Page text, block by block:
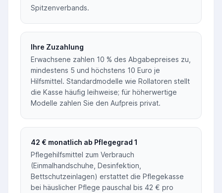
Spitzenverbands.
Ihre Zuzahlung
Erwachsene zahlen 10 % des Abgabepreises zu,
mindestens 5 und höchstens 10 Euro je
Hilfsmittel. Standardmodelle wie Rollatoren stellt
die Kasse häufig leihweise; für höherwertige
Modelle zahlen Sie den Aufpreis privat.
42 € monatlich ab Pflegegrad 1
Pflegehilfsmittel zum Verbrauch
(Einmalhandschuhe, Desinfektion,
Bettschutzeinlagen) erstattet die Pflegekasse
bei häuslicher Pflege pauschal bis 42 € pro